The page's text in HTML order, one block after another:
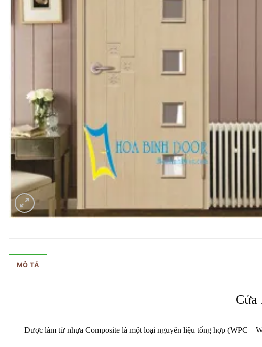
MÔ TẢ
Cửa
Được làm từ nhựa Composite là một loại nguyên liệu tổng hợp (WPC –